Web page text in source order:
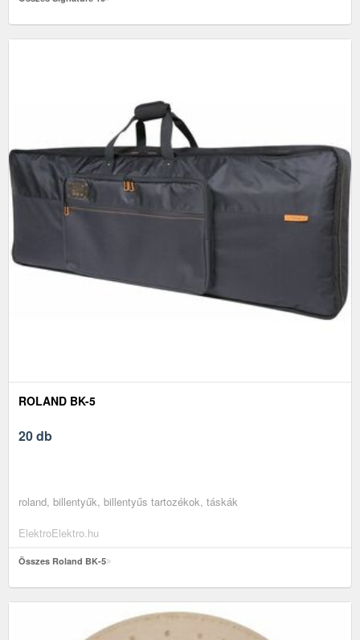
ROLAND BK-5
20 db
roland, billentyűk, billentyűs tartozékok, táskák
ElektroElektro.hu
Összes Roland BK-5